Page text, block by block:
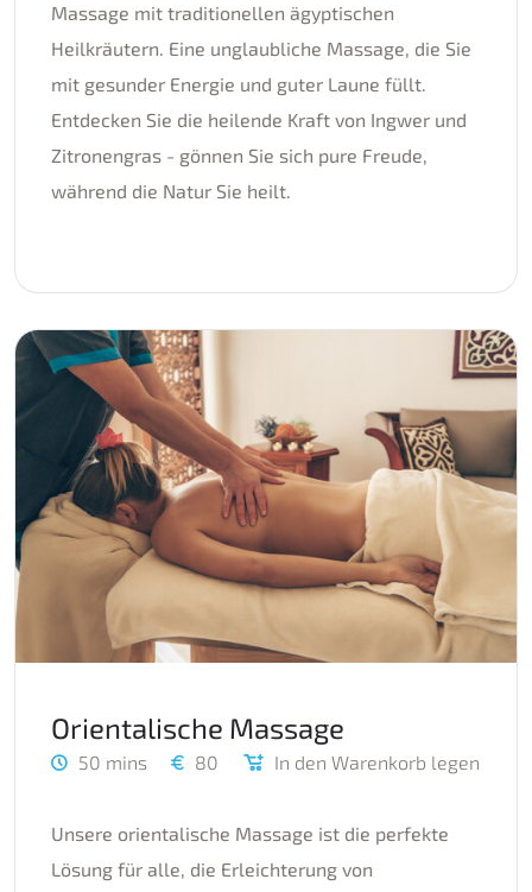
Massage mit traditionellen ägyptischen
Heilkräutern. Eine unglaubliche Massage, die Sie
mit gesunder Energie und guter Laune füllt.
Entdecken Sie die heilende Kraft von Ingwer und
Zitronengras - gönnen Sie sich pure Freude,
während die Natur Sie heilt.
Orientalische Massage
50 mins 80 In den Warenkorb legen
Unsere orientalische Massage ist die perfekte
Lösung für alle, die Erleichterung von